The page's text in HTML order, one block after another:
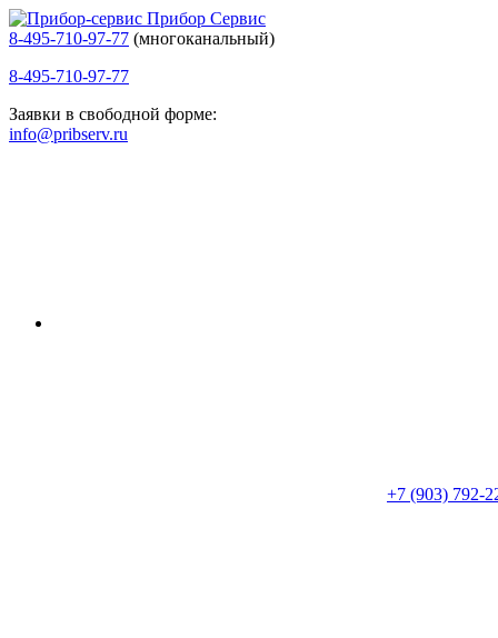
Прибор Сервис
8-495-710-97-77 (многоканальный)
8-495-710-97-77
Заявки в свободной форме:
info@pribserv.ru
+7 (903) 792-